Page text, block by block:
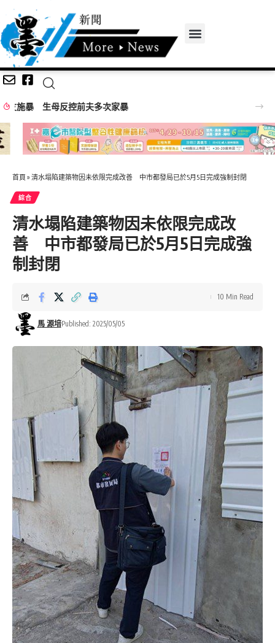
嘉義無人機競賽登場 73隊挑戰穿越賽與無人機足球
首頁 » 清水塌陷建築物因未依限完成改善 中市都發局已於5月5日完成強制封閉
綜合
清水塌陷建築物因未依限完成改
善 中市都發局已於5月5日完成強
制封閉
馬 源培Published: 2025/05/05
10 Min Read